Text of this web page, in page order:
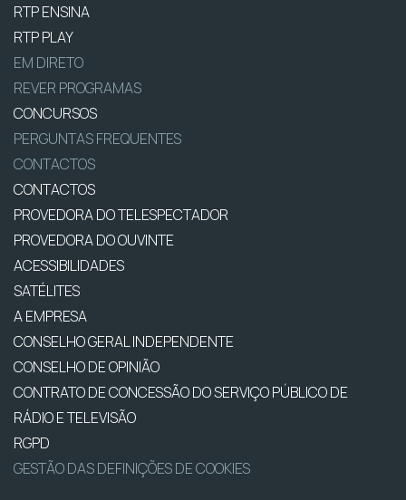
RTP ENSINA
RTP PLAY
EM DIRETO
REVER PROGRAMAS
CONCURSOS
PERGUNTAS FREQUENTES
CONTACTOS
CONTACTOS
PROVEDORA DO TELESPECTADOR
PROVEDORA DO OUVINTE
ACESSIBILIDADES
SATÉLITES
A EMPRESA
CONSELHO GERAL INDEPENDENTE
CONSELHO DE OPINIÃO
CONTRATO DE CONCESSÃO DO SERVIÇO PÚBLICO DE
RÁDIO E TELEVISÃO
RGPD
GESTÃO DAS DEFINIÇÕES DE COOKIES